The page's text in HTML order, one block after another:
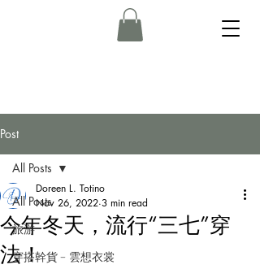
Post
All Posts
旅游
穿搭幹貨﹣雲想衣裳
All Posts
今年冬天，流行“三七”穿
法！
Doreen L. Totino
Nov 26, 2022 3 min read